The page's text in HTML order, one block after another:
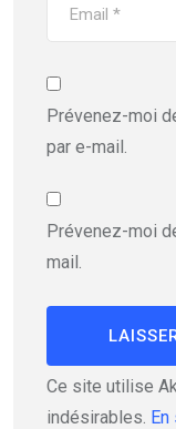
Prévenez-moi
par e-mail.
Prévenez-moi
mail.
Ce site utilise
indésirables.